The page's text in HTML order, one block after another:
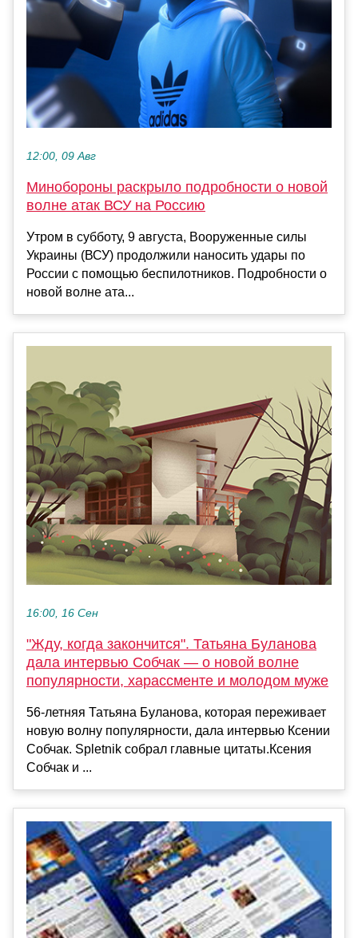
12:00, 09 Авг
Минобороны раскрыло подробности о новой
волне атак ВСУ на Россию
Утром в субботу, 9 августа, Вооруженные силы
Украины (ВСУ) продолжили наносить удары по
России с помощью беспилотников. Подробности о
новой волне ата...
16:00, 16 Сен
"Жду, когда закончится". Татьяна Буланова
дала интервью Собчак — о новой волне
популярности, харассменте и молодом муже
56-летняя Татьяна Буланова, которая переживает
новую волну популярности, дала интервью Ксении
Собчак. Spletnik собрал главные цитаты.Ксения
Собчак и ...